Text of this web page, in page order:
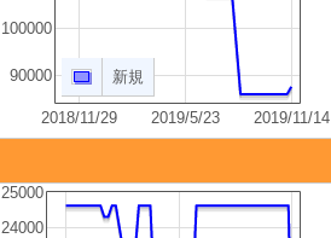
2018/11/29 2019/5/23 2019/11/14
90000
100000
新規
24000
25000